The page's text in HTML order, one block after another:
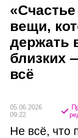
вещи,
держать
близких
всё
05.06.2026
09:22
Не всё, что